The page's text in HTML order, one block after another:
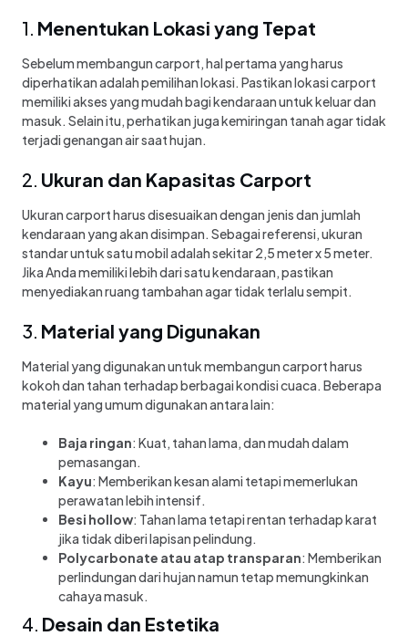
1. Menentukan Lokasi yang Tepat
Sebelum membangun carport, hal pertama yang harus
diperhatikan adalah pemilihan lokasi. Pastikan lokasi carport
memiliki akses yang mudah bagi kendaraan untuk keluar dan
masuk. Selain itu, perhatikan juga kemiringan tanah agar tidak
terjadi genangan air saat hujan.
2. Ukuran dan Kapasitas Carport
Ukuran carport harus disesuaikan dengan jenis dan jumlah
kendaraan yang akan disimpan. Sebagai referensi, ukuran
standar untuk satu mobil adalah sekitar 2,5 meter x 5 meter.
Jika Anda memiliki lebih dari satu kendaraan, pastikan
menyediakan ruang tambahan agar tidak terlalu sempit.
3. Material yang Digunakan
Material yang digunakan untuk membangun carport harus
kokoh dan tahan terhadap berbagai kondisi cuaca. Beberapa
material yang umum digunakan antara lain:
Baja ringan: Kuat, tahan lama, dan mudah dalam
pemasangan.
Kayu: Memberikan kesan alami tetapi memerlukan
perawatan lebih intensif.
Besi hollow: Tahan lama tetapi rentan terhadap karat
jika tidak diberi lapisan pelindung.
Polycarbonate atau atap transparan: Memberikan
perlindungan dari hujan namun tetap memungkinkan
cahaya masuk.
4. Desain dan Estetika